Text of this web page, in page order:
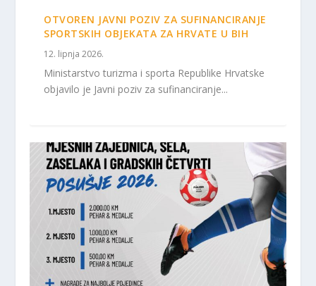
OTVOREN JAVNI POZIV ZA SUFINANCIRANJE
SPORTSKIH OBJEKATA ZA HRVATE U BIH
12. lipnja 2026.
Ministarstvo turizma i sporta Republike Hrvatske
objavilo je Javni poziv za sufinanciranje...